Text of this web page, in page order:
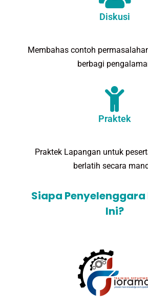
Diskusi
Membahas contoh
berbagi
Praktek
Praktek Lapangan untuk
berlatih secara
Siapa
Ini?